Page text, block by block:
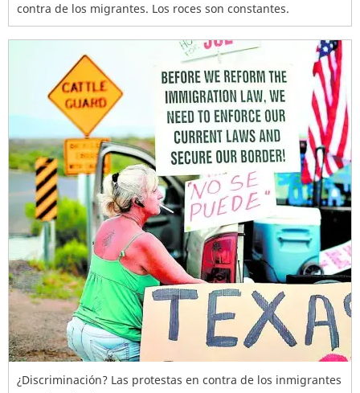
contra de los migrantes. Los roces son constantes.
¿Discriminación? Las protestas en contra de los inmigrantes